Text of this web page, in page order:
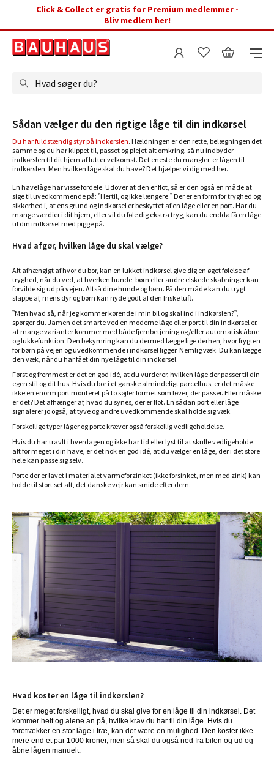
Click & Collect er gratis for Premium medlemmer -
Bliv medlem her!
Hvad søger du?
Sådan vælger du den rigtige låge til din indkørsel
Du har fuldstændig styr på indkørslen. Hældningen er den rette, belægningen det
samme og du har klippet til, passet og plejet alt omkring, så nu indbyder
indkørslen til dit hjem af lutter velkomst. Det eneste du mangler, er lågen til
indkørslen. Men hvilken låge skal du have? Det hjælper vi dig med her.
En havelåge har visse fordele. Udover at den er flot, så er den også en måde at
sige til uvedkommende på: ”Hertil, og ikke længere.” Der er en form for tryghed og
sikkerhed i, at ens grund og indkørsel er beskyttet af en låge eller en port. Har du
mange værdier i dit hjem, eller vil du føle dig ekstra tryg, kan du endda få en låge
til din indkørsel med pigge på.
Hvad afgør, hvilken låge du skal vælge?
Alt afhængigt af hvor du bor, kan en lukket indkørsel give dig en øget følelse af
tryghed, når du ved, at hverken hunde, børn eller andre elskede skabninger kan
forvilde sig ud på vejen. Altså dine hunde og børn. På den måde kan du trygt
slappe af, mens dyr og børn kan nyde godt af den friske luft.
”Men hvad så, når jeg kommer kørende i min bil og skal ind i indkørslen?”,
spørger du. Jamen det smarte ved en moderne låge eller port til din indkørsel er,
at mange varianter kommer med både fjernbetjening og/eller automatisk åbne-
og lukkefunktion. Den bekymring kan du dermed lægge lige derhen, hvor frygten
for børn på vejen og uvedkommende i indkørsel ligger. Nemlig væk. Du kan lægge
den væk, når du har fået din nye låge til din indkørsel.
Først og fremmest er det en god idé, at du vurderer, hvilken låge der passer til din
egen stil og dit hus. Hvis du bor i et ganske almindeligt parcelhus, er det måske
ikke en enorm port monteret på to søjler formet som løver, der passer. Eller måske
er det? Det afhænger af, hvad du synes, der er flot. En sådan port eller låge
signalerer jo også, at tyve og andre uvedkommende skal holde sig væk.
Forskellige typer låger og porte kræver også forskellig vedligeholdelse.
Hvis du har travlt i hverdagen og ikke har tid eller lyst til at skulle vedligeholde
alt for meget i din have, er det nok en god idé, at du vælger en låge, der i det store
hele kan passe sig selv.
Porte der er lavet i materialet varmeforzinket (ikke forsinket, men med zink) kan
holde til stort set alt, det danske vejr kan smide efter dem.
Hvad koster en låge til indkørslen?
Det er meget forskelligt, hvad du skal give for en låge til din indkørsel. Det
kommer helt og alene an på, hvilke krav du har til din låge. Hvis du
foretrækker en stor låge i træ, kan det være en mulighed. Den koster ikke
mere end et par 1000 kroner, men så skal du også ned fra bilen og ud og
åbne lågen manuelt.